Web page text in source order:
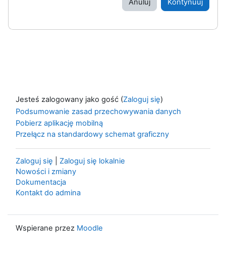
Anuluj Kontynuuj
Jesteś zalogowany jako gość (Zaloguj się)
Podsumowanie zasad przechowywania danych
Pobierz aplikację mobilną
Przełącz na standardowy schemat graficzny
Zaloguj się
Zaloguj się lokalnie
Nowości i zmiany
Dokumentacja
Kontakt do admina
Wspierane przez Moodle